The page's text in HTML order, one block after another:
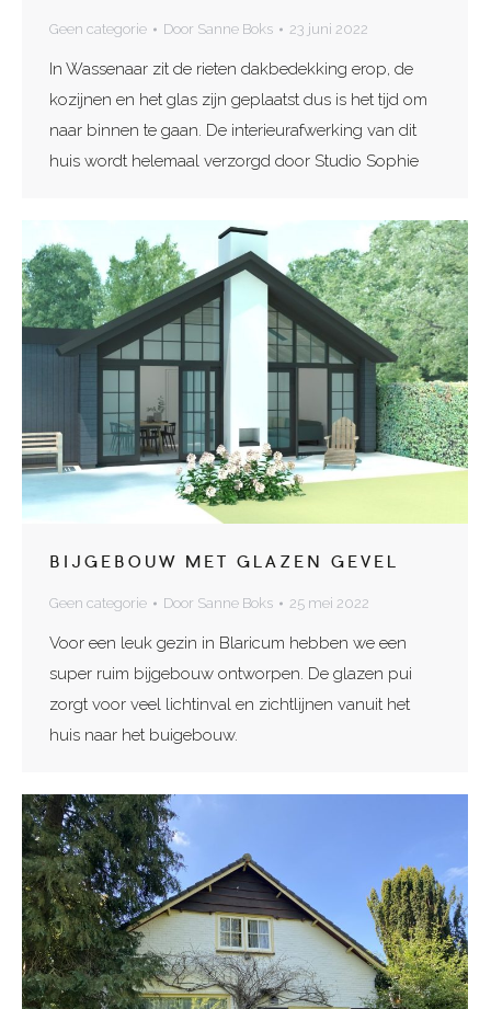
Geen categorie Door Sanne Boks 23 juni 2022
In Wassenaar zit de rieten dakbedekking erop, de
kozijnen en het glas zijn geplaatst dus is het tijd om
naar binnen te gaan. De interieurafwerking van dit
huis wordt helemaal verzorgd door Studio Sophie
BIJGEBOUW MET GLAZEN GEVEL
Geen categorie Door Sanne Boks 25 mei 2022
Voor een leuk gezin in Blaricum hebben we een
super ruim bijgebouw ontworpen. De glazen pui
zorgt voor veel lichtinval en zichtlijnen vanuit het
huis naar het buigebouw.